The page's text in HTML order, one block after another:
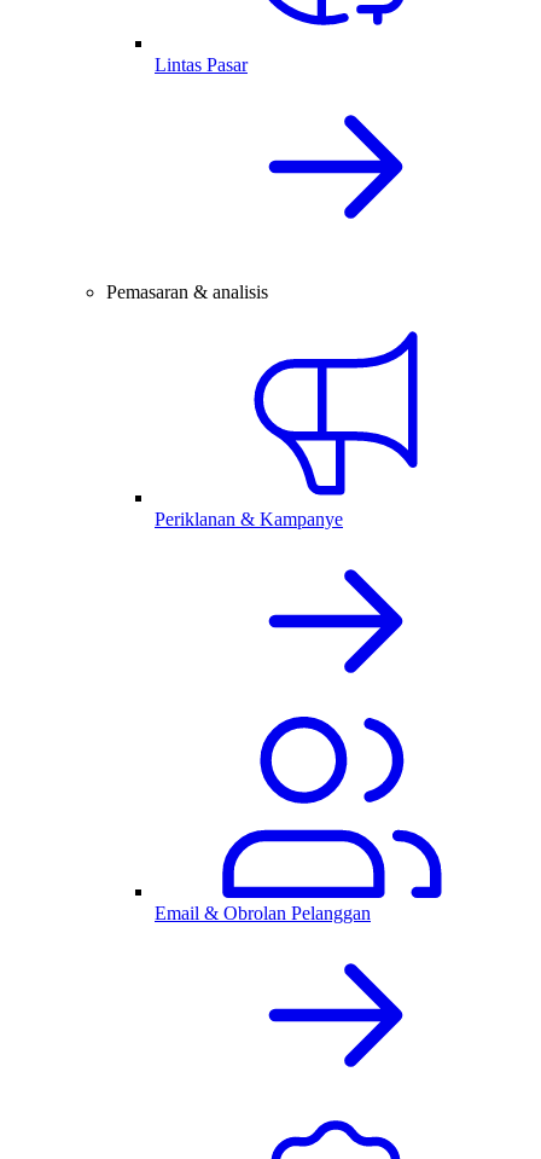
Lintas Pasar
Pemasaran & analisis
Periklanan & Kampanye
Email & Obrolan Pelanggan